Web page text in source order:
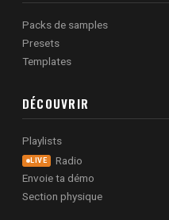
Packs de samples
Presets
Templates
DÉCOUVRIR
Playlists
LIVE
Radio
Envoie ta démo
Section physique